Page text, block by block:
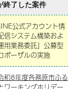
終了した案件
公式アカウント情
信システム構築およ
用業務委託」公募型
ポーザルの実施
和8年度各務原市ふる
ワーキングホリデー